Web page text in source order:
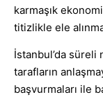
karmaşık
titizlikle ele
İstanbul’da süreli
tarafların
başvurmaları ile